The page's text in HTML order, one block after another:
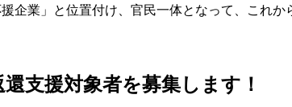
企業」と位置付け、官民一体となって、これか
支援対象者を募集します！